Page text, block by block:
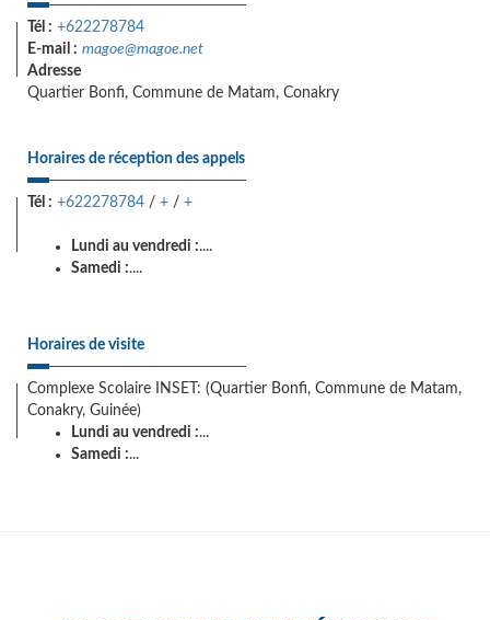
Tél : +622278784
E-mail : magoe@magoe.net
Adresse
Quartier Bonfi, Commune de Matam, Conakry
Horaires de réception des appels
Tél : +622278784 / + / +
Lundi au vendredi :....
Samedi :....
Horaires de visite
Complexe Scolaire INSET: (Quartier Bonfi, Commune de Matam,
Conakry, Guinée)
Lundi au vendredi :...
Samedi :...